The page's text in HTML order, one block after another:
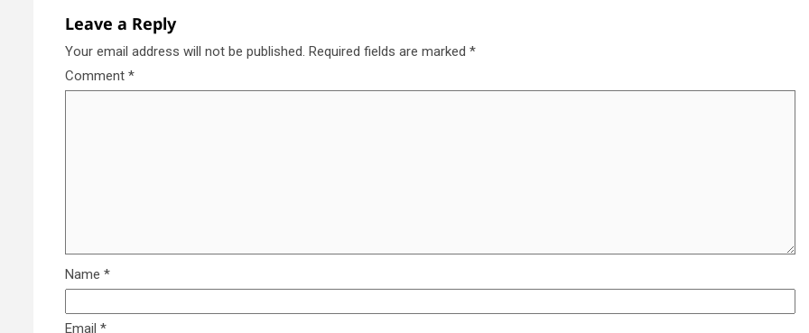
Leave a Reply
Your email address will not be published. Required fields are marked *
Comment *
Name *
Email *